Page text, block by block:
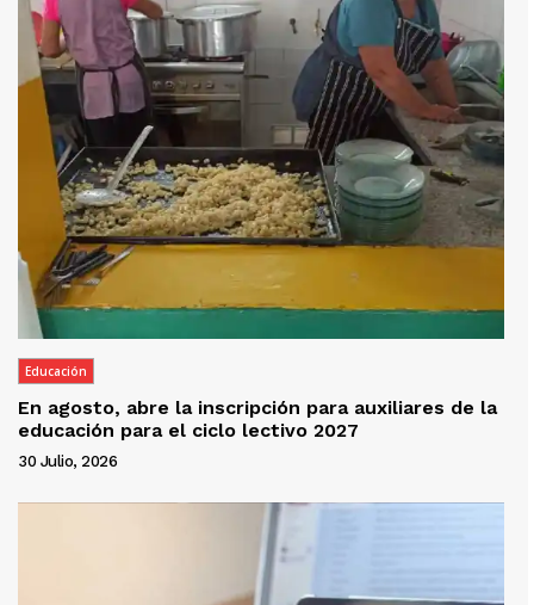
Educación
En agosto, abre la inscripción para auxiliares de la
educación para el ciclo lectivo 2027
30 Julio, 2026